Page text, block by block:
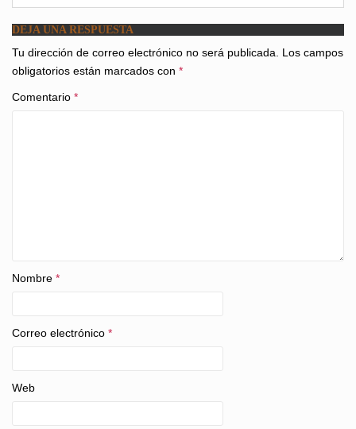
DEJA UNA RESPUESTA
Tu dirección de correo electrónico no será publicada. Los campos
obligatorios están marcados con *
Comentario *
Nombre *
Correo electrónico *
Web